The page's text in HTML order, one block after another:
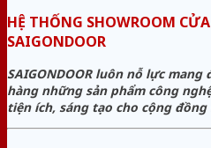
HỆ THỐNG SHOWROOM
SAIGONDOOR
SAIGONDOOR luôn nỗ lực
hàng những sản phẩm công
tiện ích, sáng tạo cho cộng